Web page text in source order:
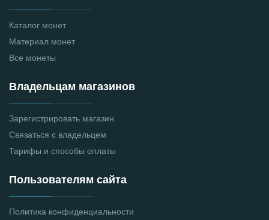
Каталог монет
Материал монет
Все монеты
Владельцам магазинов
Зарегистрировать магазин
Связаться с владельцем
Тарифы и способы оплаты
Пользователям сайта
Политика конфиденциальности